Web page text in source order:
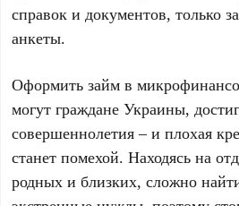
справок и документов, только
анкеты.
Оформить займ в
могут граждане Украины,
совершеннолетия – и плохая
станет помехой. Находясь на
родных и близких, сложно